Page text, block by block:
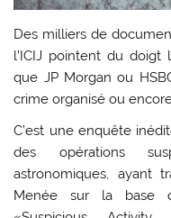
Des milliers de
l’ICIJ pointent du
que JP Morgan ou
crime organisé ou
C’est une enquête
des opérations
astronomiques, ayant
Menée sur la base